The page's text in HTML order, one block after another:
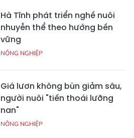
Hà Tĩnh phát triển nghề nuôi
nhuyễn thể theo hướng bền
vững
NÔNG NGHIỆP
Giá lươn không bùn giảm sâu,
người nuôi "tiến thoái lưỡng
nan"
NÔNG NGHIỆP